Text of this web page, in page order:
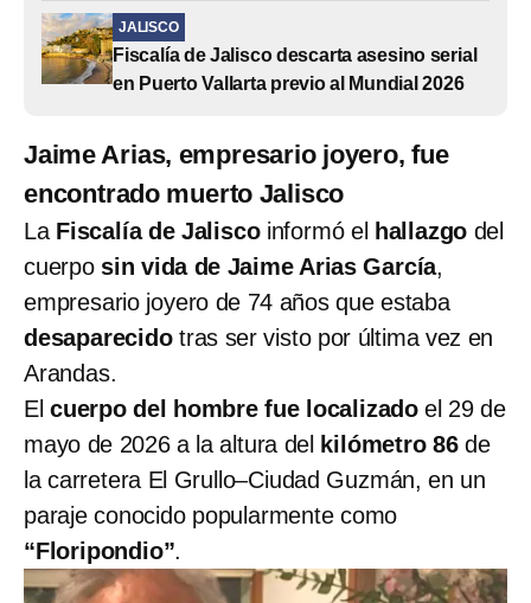
JALISCO
Fiscalía de Jalisco descarta asesino serial
en Puerto Vallarta previo al Mundial 2026
Jaime Arias, empresario joyero, fue
encontrado muerto Jalisco
La Fiscalía de Jaliscoinformó el hallazgo del
cuerposin vida de Jaime Arias García,
empresario joyero de 74 años que estaba
desaparecidotras ser visto por última vez en
Arandas.
El cuerpo del hombre fue localizado el 29 de
mayo de 2026 a la altura del kilómetro 86de
la carretera El Grullo–Ciudad Guzmán, en un
paraje conocido popularmente como
“Floripondio”.